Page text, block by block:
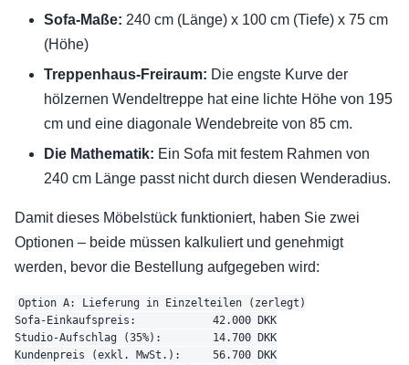
Sofa-Maße: 240 cm (Länge) x 100 cm (Tiefe) x 75 cm
(Höhe)
Treppenhaus-Freiraum: Die engste Kurve der
hölzernen Wendeltreppe hat eine lichte Höhe von 195
cm und eine diagonale Wendebreite von 85 cm.
Die Mathematik: Ein Sofa mit festem Rahmen von
240 cm Länge passt nicht durch diesen Wenderadius.
Damit dieses Möbelstück funktioniert, haben Sie zwei
Optionen – beide müssen kalkuliert und genehmigt
werden, bevor die Bestellung aufgegeben wird:
Option A: Lieferung in Einzelteilen (zerlegt)
Sofa-Einkaufspreis:            42.000 DKK
Studio-Aufschlag (35%):        14.700 DKK
Kundenpreis (exkl. MwSt.):     56.700 DKK